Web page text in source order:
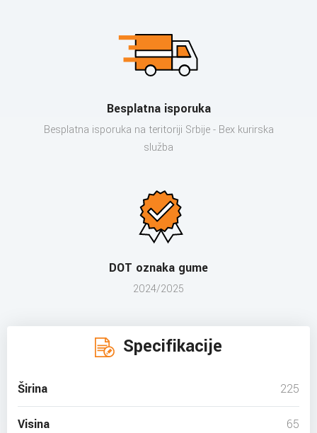
Besplatna isporuka
Besplatna isporuka na teritoriji Srbije - Bex kurirska
služba
DOT oznaka gume
2024/2025
Specifikacije
Širina 225
Visina 65